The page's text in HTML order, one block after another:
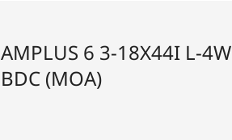
AMPLUS 6 3-18X44I L-4W
BDC (MOA)